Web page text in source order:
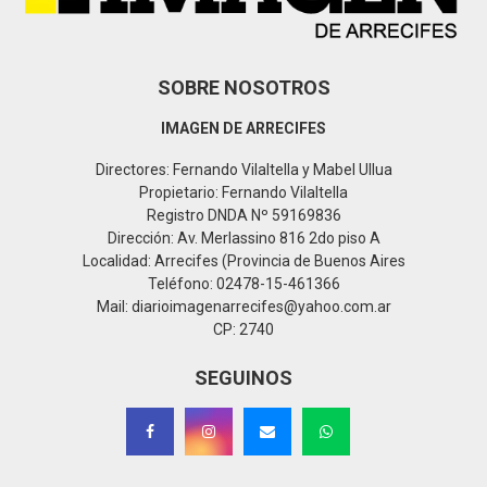
SOBRE NOSOTROS
IMAGEN DE ARRECIFES
Directores: Fernando Vilaltella y Mabel Ullua
Propietario: Fernando Vilaltella
Registro DNDA Nº 59169836
Dirección: Av. Merlassino 816 2do piso A
Localidad: Arrecifes (Provincia de Buenos Aires
Teléfono: 02478-15-461366
Mail: diarioimagenarrecifes@yahoo.com.ar
CP: 2740
SEGUINOS